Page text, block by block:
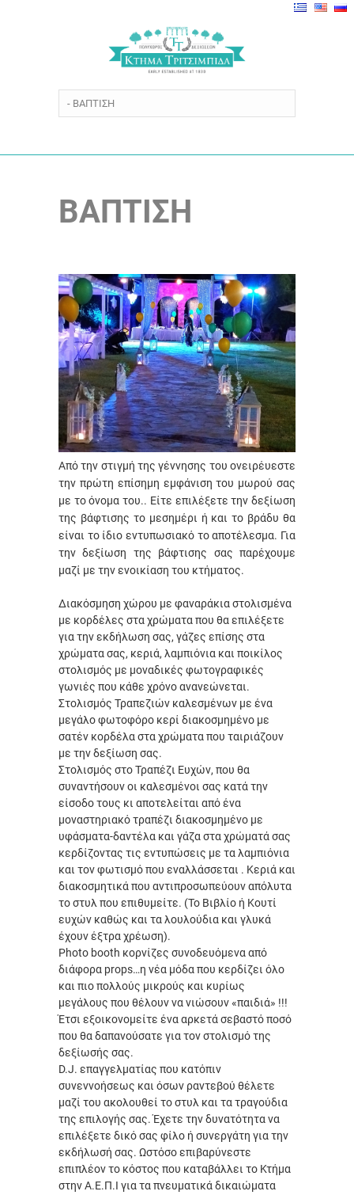
ΒΑΠΤΙΣΗ
Από την στιγμή της γέννησης του ονειρέυεστε
την πρώτη επίσημη εμφάνιση του μωρού σας
με το όνομα του.. Είτε επιλέξετε την δεξίωση
της βάφτισης το μεσημέρι ή και το βράδυ θα
είναι το ίδιο εντυπωσιακό το αποτέλεσμα. Για
την δεξίωση της βάφτισης σας παρέχουμε
μαζί με την ενοικίαση του κτήματος.
Διακόσμηση χώρου με φαναράκια στολισμένα
με κορδέλες στα χρώματα που θα επιλέξετε
για την εκδήλωση σας, γάζες επίσης στα
χρώματα σας, κεριά, λαμπιόνια και ποικίλος
στολισμός με μοναδικές φωτογραφικές
γωνιές που κάθε χρόνο ανανεώνεται.
Στολισμός Τραπεζιών καλεσμένων με ένα
μεγάλο φωτοφόρο κερί διακοσμημένο με
σατέν κορδέλα στα χρώματα που ταιριάζουν
με την δεξίωση σας.
Στολισμός στο Τραπέζι Ευχών, που θα
συναντήσουν οι καλεσμένοι σας κατά την
είσοδο τους κι αποτελείται από ένα
μοναστηριακό τραπέζι διακοσμημένο με
υφάσματα-δαντέλα και γάζα στα χρώματά σας
κερδίζοντας τις εντυπώσεις με τα λαμπιόνια
και τον φωτισμό που εναλλάσσεται . Κεριά και
διακοσμητικά που αντιπροσωπεύουν απόλυτα
το στυλ που επιθυμείτε. (Το Βιβλίο ή Κουτί
ευχών καθώς και τα λουλούδια και γλυκά
έχουν έξτρα χρέωση).
Photo booth κορνίζες συνοδευόμενα από
διάφορα props…η νέα μόδα που κερδίζει όλο
και πιο πολλούς μικρούς και κυρίως
μεγάλους που θέλουν να νιώσουν «παιδιά» !!!
Έτσι εξοικονομείτε ένα αρκετά σεβαστό ποσό
που θα δαπανούσατε για τον στολισμό της
δεξίωσής σας.
D.J. επαγγελματίας που κατόπιν
συνεννοήσεως και όσων ραντεβού θέλετε
μαζί του ακολουθεί το στυλ και τα τραγούδια
της επιλογής σας. Έχετε την δυνατότητα να
επιλέξετε δικό σας φίλο ή συνεργάτη για την
εκδήλωσή σας. Ωστόσο επιβαρύνεστε
επιπλέον το κόστος που καταβάλλει το Κτήμα
στην Α.Ε.Π.Ι για τα πνευματικά δικαιώματα